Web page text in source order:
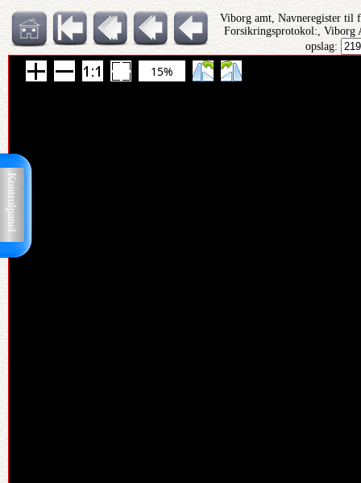
Kontrolpanel
Viborg amt, Navneregister til
Forsikringsprotokol:, Viborg
opslag:
15%